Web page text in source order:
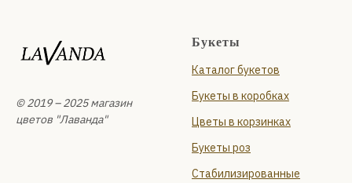
© 2019 – 2025 магазин
цветов "Лаванда"
Букеты
Каталог букетов
Букеты в коробках
Цветы в корзинках
Букеты роз
Стабилизированные